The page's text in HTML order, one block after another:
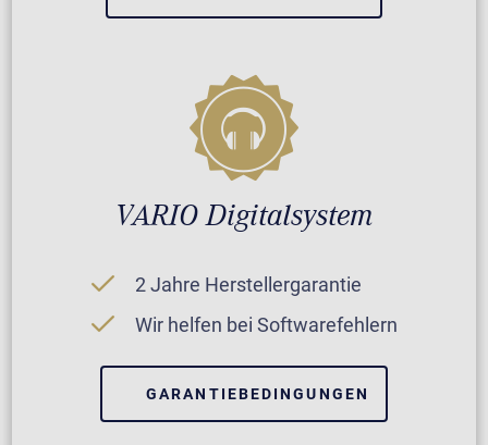
VARIO Digitalsystem
2 Jahre Herstellergarantie
Wir helfen bei Softwarefehlern
GARANTIEBEDINGUNGEN